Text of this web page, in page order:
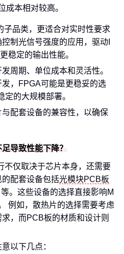
成本相对较高。
子品类，更适合对实时性要求
制光信号强度的应用，驱动I
稳定的输出性能。
周期、单位成本和灵活性。
，FPGA可能是更稳妥的选
的大规模部署。
配套设备的兼容性，以确保
导致性能下降？
不仅取决于芯片本身，还需要
配套设备包括光模块PCB板
等。这些设备的选择直接影响M
例如，散热片的选择需要考虑
，而PCB板的材质和设计则
以下几点：